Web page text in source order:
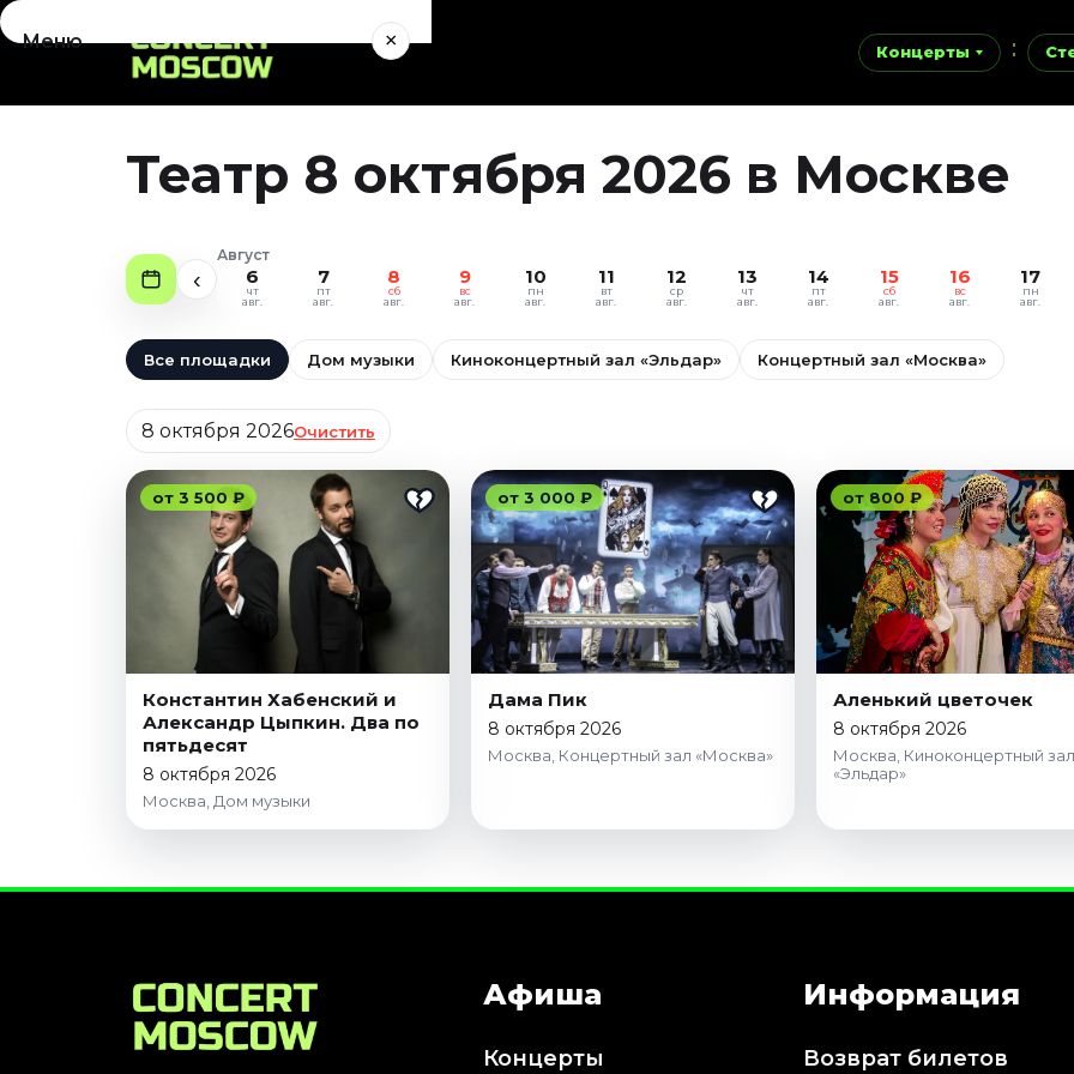
Концерты
Меню ×
Концерты
Сентябрь 2026
Декабрь 2026
Январь 2027
Сентябрь 2026
Октябрь 2026
Ноябрь 2026
Декабрь 2026
Октябрь 2026
Ноябрь 2026
Декабрь 2026
Сентябрь 2026
Театр 8 октября 2026 в Москве
‹
Август
6
чт
авг.
7
пт
авг.
8
сб
авг.
9
вс
авг.
10
пн
авг.
11
вт
авг.
12
ср
авг.
13
чт
авг.
14
пт
авг.
15
сб
авг.
16
вс
авг.
17
пн
авг.
Все площадки Дом музыки Киноконцертный зал «Эльдар» Концертный зал «Москва»
Дата
8 октября 2026Очистить
от 3 500 ₽
Константин Хабенский и
Александр Цыпкин. Два по
пятьдесят
8 октября 2026
Москва, Дом музыки
от 3 000 ₽
Дама Пик
8 октября 2026
Москва, Концертный зал «Москва»
от 800 ₽
Аленький цветочек
8 октября 2026
Москва, Киноконцертный зал
«Эльдар»
Афиша
Концерты
Информация
Возврат билетов